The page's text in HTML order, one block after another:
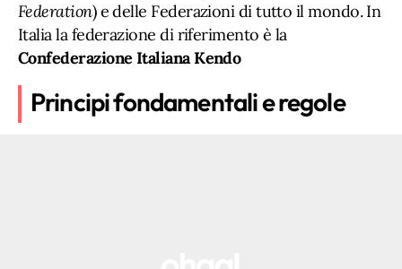
Federation) e delle Federazioni di tutto il mondo. In
Italia la federazione di riferimento è la
Confederazione Italiana Kendo
Principi fondamentali e regole